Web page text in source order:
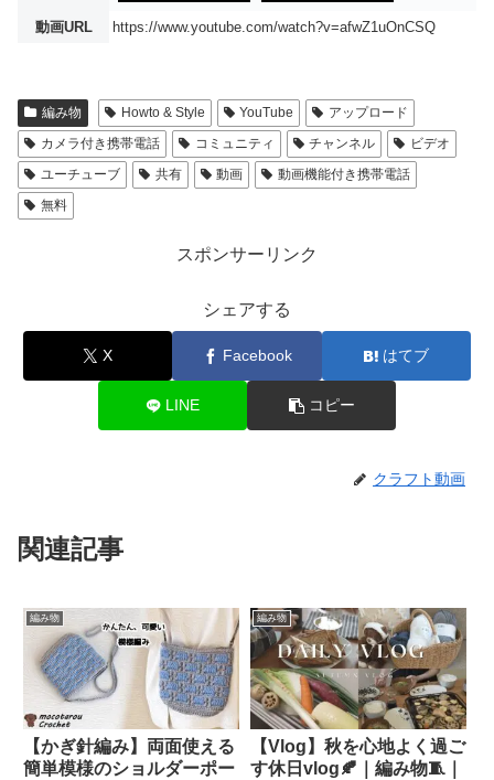
動画URL https://www.youtube.com/watch?v=afwZ1uOnCSQ
編み物 Howto & Style YouTube
アップロード
カメラ付き携帯電話
コミュニティ チャンネル
ビデオ
ユーチューブ
共有 動画
動画機能付き携帯電話
無料
スポンサーリンク
シェアする
X Facebook はてブ
LINE コピー
クラフト動画
関連記事
編み物
【かぎ針編み】両面使える
簡単模様のショルダーポー
編み物
【Vlog】秋を心地よく過ご
す休日vlog🍂｜編み物🧵｜